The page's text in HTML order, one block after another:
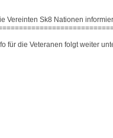
Vereinten Sk8 Nationen
für die Veteranen folgt weiter